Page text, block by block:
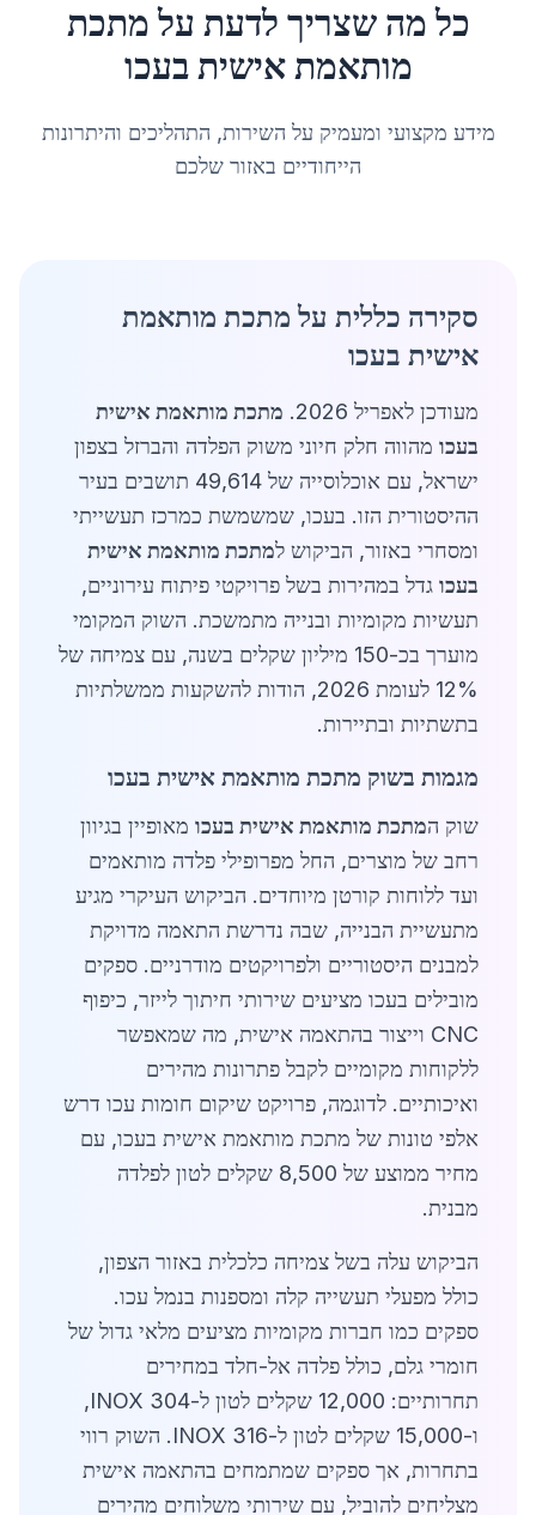
כל מה שצריך לדעת עלמתכת
מותאמת אישית בעכו
מידע מקצועי ומעמיק על השירות, התהליכים והיתרונות
הייחודיים באזור שלכם
סקירה כללית על מתכת מותאמת
אישית בעכו
מעודכן לאפריל 2026.
מתכת מותאמת אישית
בעכו מהווה חלק חיוני משוק הפלדה והברזל בצפון
ישראל, עם אוכלוסייה של 49,614 תושבים בעיר
ההיסטורית הזו. בעכו, שמשמשת כמרכז תעשייתי
ומסחרי באזור, הביקוש למתכת מותאמת אישית
בעכו גדל במהירות בשל פרויקטי פיתוח עירוניים,
תעשיות מקומיות ובנייה מתמשכת. השוק המקומי
מוערך בכ-150 מיליון שקלים בשנה, עם צמיחה של
12% לעומת 2026, הודות להשקעות ממשלתיות
בתשתיות ובתיירות.
מגמות בשוק מתכת מותאמת אישית בעכו
שוק המתכת מותאמת אישית בעכו מאופיין בגיוון
רחב של מוצרים, החל מפרופילי פלדה מותאמים
ועד ללוחות קורטן מיוחדים. הביקוש העיקרי מגיע
מתעשיית הבנייה, שבה נדרשת התאמה מדויקת
למבנים היסטוריים ולפרויקטים מודרניים. ספקים
מובילים בעכו מציעים שירותי חיתוך לייזר, כיפוף
CNC וייצור בהתאמה אישית, מה שמאפשר
ללקוחות מקומיים לקבל פתרונות מהירים
ואיכותיים. לדוגמה, פרויקט שיקום חומות עכו דרש
אלפי טונות של מתכת מותאמת אישית בעכו, עם
מחיר ממוצע של 8,500 שקלים לטון לפלדה
מבנית.
הביקוש עלה בשל צמיחה כלכלית באזור הצפון,
כולל מפעלי תעשייה קלה ומספנות בנמל עכו.
ספקים כמו חברות מקומיות מציעים מלאי גדול של
חומרי גלם, כולל פלדה אל-חלד במחירים
תחרותיים: 12,000 שקלים לטון ל-INOX 304,
ו-15,000 שקלים לטון ל-INOX 316. השוק רווי
בתחרות, אך ספקים שמתמחים בהתאמה אישית
מצליחים להוביל, עם שירותי משלוחים מהירים